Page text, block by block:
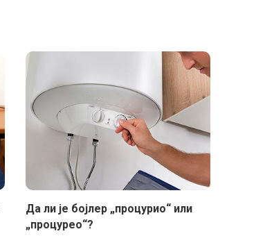
Да ли је бојлер „процурио“ или
„процурео“?